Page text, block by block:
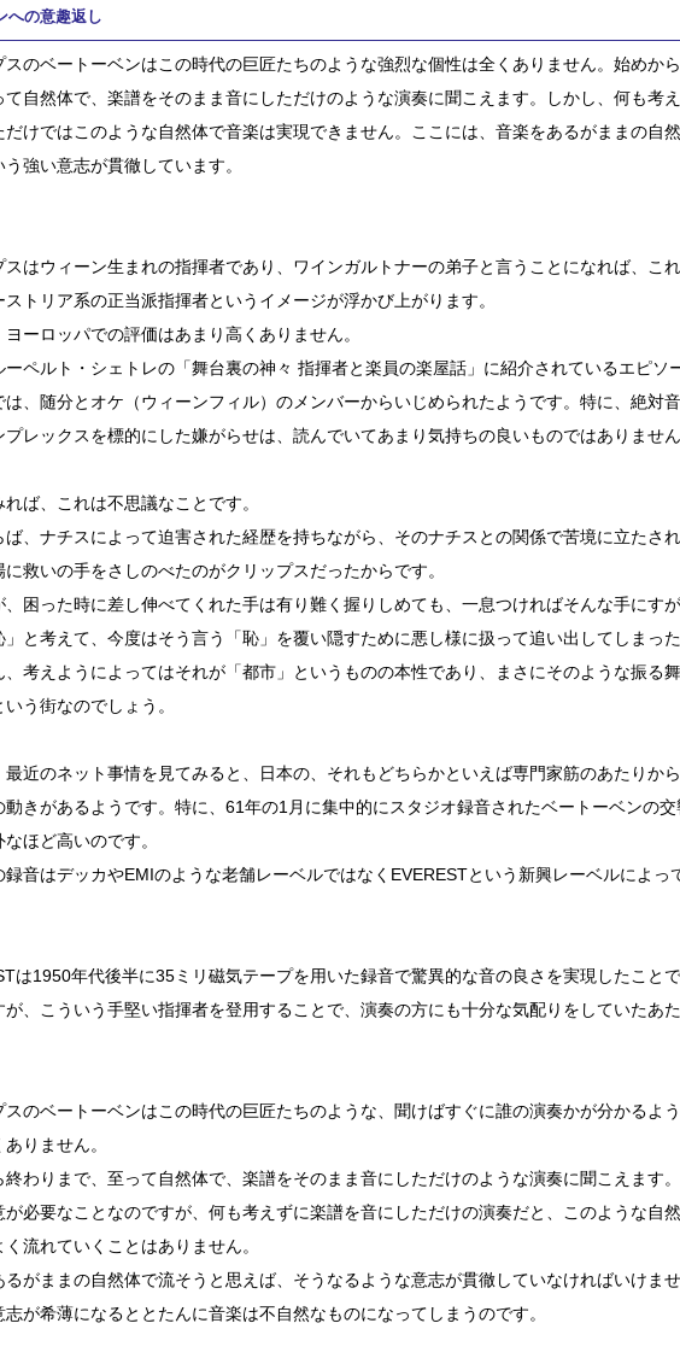
への意趣返し
スのベートーベンはこの時代の巨匠たちのような強烈な個性は全くありません。始めか
て自然体で、楽譜をそのまま音にしただけのような演奏に聞こえます。しかし、何も考
だけではこのような自然体で音楽は実現できません。ここには、音楽をあるがままの自
う強い意志が貫徹しています。
スはウィーン生まれの指揮者であり、ワインガルトナーの弟子と言うことになれば、こ
ストリア系の正当派指揮者というイメージが浮かび上がります。
ヨーロッパでの評価はあまり高くありません。
ーペルト・シェトレの「舞台裏の神々 指揮者と楽員の楽屋話」に紹介されているエピソ
は、随分とオケ（ウィーンフィル）のメンバーからいじめられたようです。特に、絶対
プレックスを標的にした嫌がらせは、読んでいてあまり気持ちの良いものではありません
ば、これは不思議なことです。
ば、ナチスによって迫害された経歴を持ちながら、そのナチスとの関係で苦境に立たさ
に救いの手をさしのべたのがクリップスだったからです。
、困った時に差し伸べてくれた手は有り難く握りしめても、一息つければそんな手にす
」と考えて、今度はそう言う「恥」を覆い隠すために悪し様に扱って追い出してしまった
、考えようによってはそれが「都市」というものの本性であり、まさにそのような振る
いう街なのでしょう。
最近のネット事情を見てみると、日本の、それもどちらかといえば専門家筋のあたりか
動きがあるようです。特に、61年の1月に集中的にスタジオ録音されたベートーベンの
ほど高いのです。
録音はデッカやEMIのような老舗レーベルではなくEVERESTという新興レーベルによっ
は1950年代後半に35ミリ磁気テープを用いた録音で驚異的な音の良さを実現したこと
が、こういう手堅い指揮者を登用することで、演奏の方にも十分な気配りをしていたあ
スのベートーベンはこの時代の巨匠たちのような、聞けばすぐに誰の演奏かが分かるよ
りません。
終わりまで、至って自然体で、楽譜をそのまま音にしただけのような演奏に聞こえます
が必要なことなのですが、何も考えずに楽譜を音にしただけの演奏だと、このような自
流れていくことはありません。
るがままの自然体で流そうと思えば、そうなるような意志が貫徹していなければいけま
志が希薄になるととたんに音楽は不自然なものになってしまうのです。